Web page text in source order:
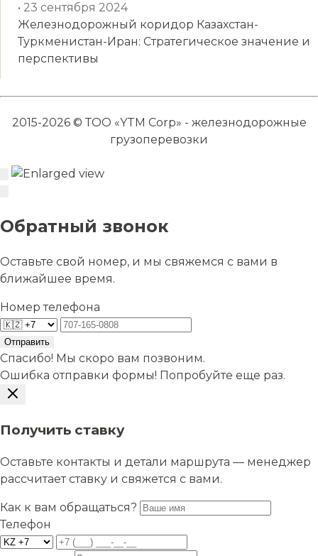
• 23 сентября 2024
Железнодорожный коридор Казахстан-
Туркменистан-Иран: Стратегическое значение и
перспективы
2015-2026 © ТОО «YTM Corp» - железнодорожные
грузоперевозки
Обратный звонок
Оставьте свой номер, и мы свяжемся с вами в
ближайшее время.
Номер телефона
Отправить
Спасибо! Мы скоро вам позвоним.
Ошибка отправки формы! Попробуйте еще раз.
Получить ставку
Оставьте контакты и детали маршрута — менеджер
рассчитает ставку и свяжется с вами.
Как к вам обращаться?
Телефон